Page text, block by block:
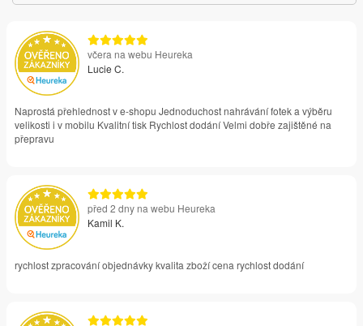
včera na webu Heureka
Lucie C.
Naprostá přehlednost v e-shopu Jednoduchost nahrávání fotek a výběru
velikosti i v mobilu Kvalitní tisk Rychlost dodání Velmi dobře zajištěné na
přepravu
před 2 dny na webu Heureka
Kamil K.
rychlost zpracování objednávky kvalita zboží cena rychlost dodání